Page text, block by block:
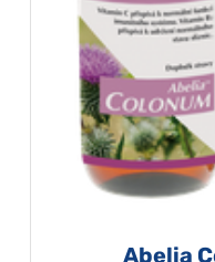
Abelia